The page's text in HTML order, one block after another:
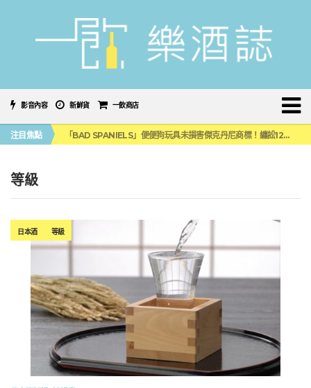
影音內容 新鮮貨 一飲商店
注目焦點
三得利六ROKU琴酒旬系列「柚子雪見」限量登場！首款罐裝GIN SODA 10月同步上市
「BAD SPANIELS」便便狗玩具未損害傑克丹尼商標！纏訟12年官司再次逆轉
麥卡倫 THE HARMONY COLLECTION 第六版最終章 -《椰風煖韻》
等級
日本酒 等級